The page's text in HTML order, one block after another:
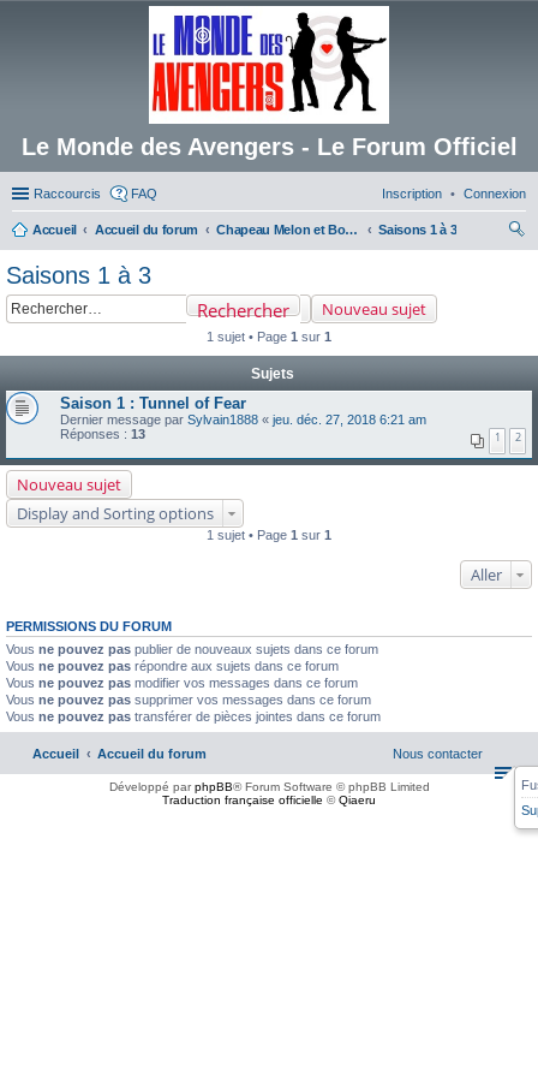
Le Monde des Avengers - Le Forum Officiel
Raccourcis FAQ Connexion
Inscription
Accueil Accueil du forum Chapeau Melon et Bottes de Cuir
Saisons 1 à 3
Saisons 1 à 3
Nouveau sujet
Rechercher
1 sujet • Page 1 sur 1
Sujets
Saison 1 : Tunnel of Fear
Dernier message par Sylvain1888 « jeu. déc. 27, 2018 6:21 am
Réponses : 13 1 2
Nouveau sujet
Display and Sorting options
1 sujet • Page 1 sur 1
Aller
PERMISSIONS DU FORUM
Vous ne pouvez pas publier de nouveaux sujets dans ce forum
Vous ne pouvez pas répondre aux sujets dans ce forum
Vous ne pouvez pas modifier vos messages dans ce forum
Vous ne pouvez pas supprimer vos messages dans ce forum
Vous ne pouvez pas transférer de pièces jointes dans ce forum
Accueil Accueil du forum Nous contacter
Développé parphpBB® Forum Software © phpBB Limited
Traduction française officielle ©Qiaeru